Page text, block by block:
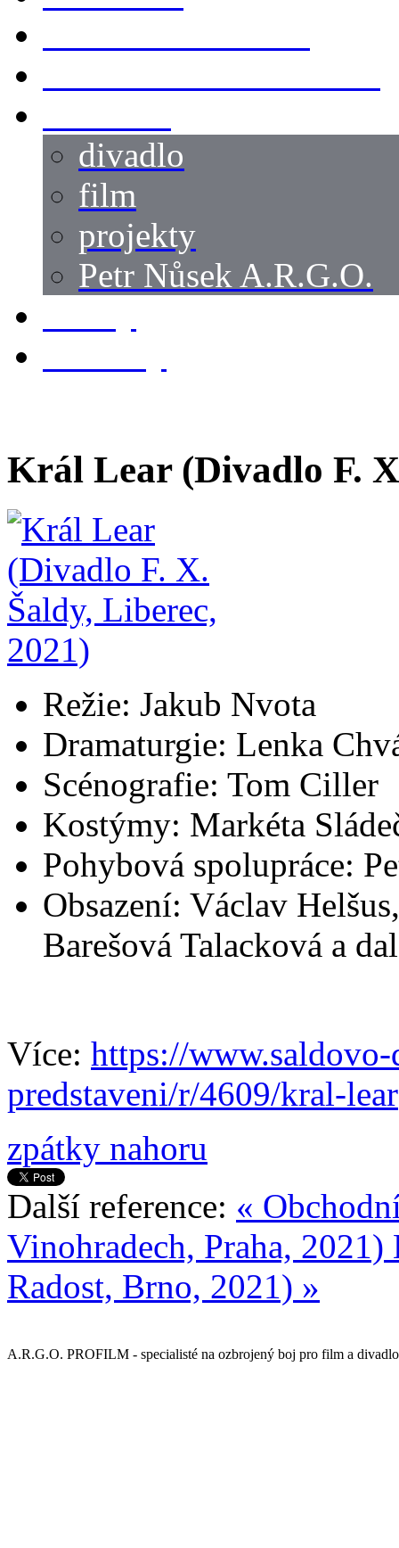
divadlo
film
projekty
Petr Nůsek A.R.G.O.
Král Lear (Divadlo F.
Režie: Jakub Nvota
Dramaturgie: Lenka
Scénografie: Tom Ciller
Kostýmy: Markéta
Pohybová spolupráce:
Obsazení: Václav
Barešová Talacková a
Více: https://
predstaveni/r/4609/kral-lear
zpátky nahoru
Další reference: «
Vinohradech, Praha, 2021)
Radost, Brno, 2021) »
A.R.G.O. PROFILM - specialisté na ozbrojený boj pro film a divadlo